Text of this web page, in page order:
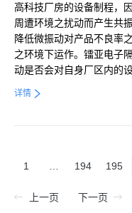
高科技厂房的设备制程，
周遭环境之扰动而产生共
降低微振动对产品不良率
之环境下运作。镭亚电子
动是否会对自身厂区内的
详情
1 194 195
上一页 下一页